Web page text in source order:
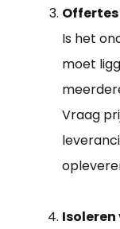
Is het
moet
Vraag
Isoleren